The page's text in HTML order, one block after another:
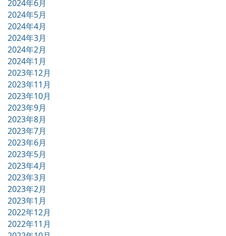
2024年6月
2024年5月
2024年4月
2024年3月
2024年2月
2024年1月
2023年12月
2023年11月
2023年10月
2023年9月
2023年8月
2023年7月
2023年6月
2023年5月
2023年4月
2023年3月
2023年2月
2023年1月
2022年12月
2022年11月